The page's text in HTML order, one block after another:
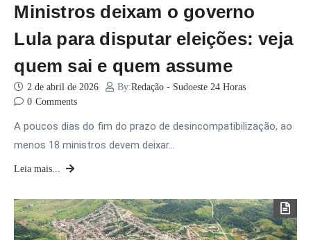
Ministros deixam o governo
Lula para disputar eleições: veja
quem sai e quem assume
2 de abril de 2026 By:Redação - Sudoeste 24 Horas
0 Comments
A poucos dias do fim do prazo de desincompatibilização, ao
menos 18 ministros devem deixar…
Leia mais...